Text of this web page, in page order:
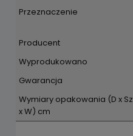
Przeznaczenie
Producent
Wyprodukowano
Gwarancja
Wymiary opakowania (D x Sz
x W) cm